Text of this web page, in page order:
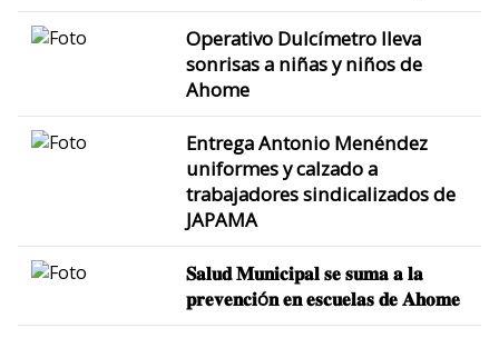
Operativo Dulcímetro lleva
sonrisas a niñas y niños de
Ahome
Entrega Antonio Menéndez
uniformes y calzado a
trabajadores sindicalizados de
JAPAMA
𝐒𝐚𝐥𝐮𝐝 𝐌𝐮𝐧𝐢𝐜𝐢𝐩𝐚𝐥 𝐬𝐞 𝐬𝐮𝐦𝐚 𝐚 𝐥𝐚
𝐩𝐫𝐞𝐯𝐞𝐧𝐜𝐢ó𝐧 𝐞𝐧 𝐞𝐬𝐜𝐮𝐞𝐥𝐚𝐬 𝐝𝐞 𝐀𝐡𝐨𝐦𝐞